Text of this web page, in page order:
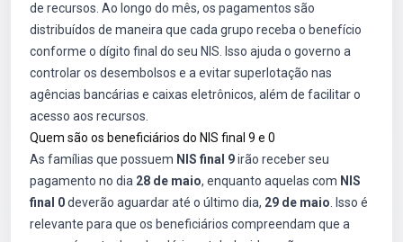
de recursos. Ao longo do mês, os pagamentos são
distribuídos de maneira que cada grupo receba o benefício
conforme o dígito final do seu NIS. Isso ajuda o governo a
controlar os desembolsos e a evitar superlotação nas
agências bancárias e caixas eletrônicos, além de facilitar o
acesso aos recursos.
Quem são os beneficiários do NIS final 9 e 0
As famílias que possuem NIS final 9irão receber seu
pagamento no dia 28 de maio, enquanto aquelas com NIS
final 0deverão aguardar até o último dia, 29 de maio . Isso é
relevante para que os beneficiários compreendam que a